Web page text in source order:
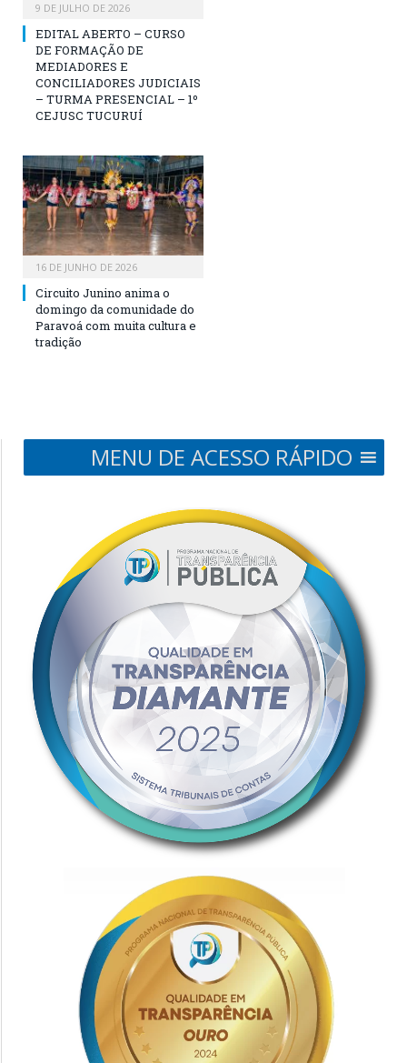
9 DE JULHO DE 2026
EDITAL ABERTO – CURSO
DE FORMAÇÃO DE
MEDIADORES E
CONCILIADORES JUDICIAIS
– TURMA PRESENCIAL – 1º
CEJUSC TUCURUÍ
16 DE JUNHO DE 2026
Circuito Junino anima o
domingo da comunidade do
Paravoá com muita cultura e
tradição
MENU DE ACESSO RÁPIDO